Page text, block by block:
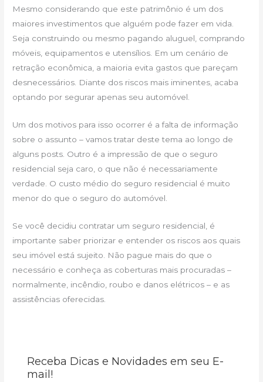
Mesmo considerando que este patrimônio é um dos
maiores investimentos que alguém pode fazer em vida.
Seja construindo ou mesmo pagando aluguel, comprando
móveis, equipamentos e utensílios. Em um cenário de
retração econômica, a maioria evita gastos que pareçam
desnecessários. Diante dos riscos mais iminentes, acaba
optando por segurar apenas seu automóvel.
Um dos motivos para isso ocorrer é a falta de informação
sobre o assunto – vamos tratar deste tema ao longo de
alguns posts. Outro é a impressão de que o seguro
residencial seja caro, o que não é necessariamente
verdade. O custo médio do seguro residencial é muito
menor do que o seguro do automóvel.
Se você decidiu contratar um seguro residencial, é
importante saber priorizar e entender os riscos aos quais
seu imóvel está sujeito. Não pague mais do que o
necessário e conheça as coberturas mais procuradas –
normalmente, incêndio, roubo e danos elétricos – e as
assistências oferecidas.
Receba Dicas e Novidades em seu E-
mail!